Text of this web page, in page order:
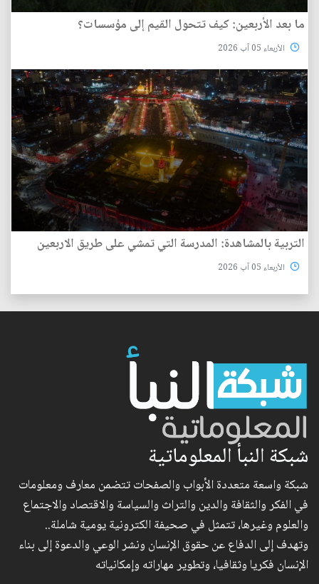
ما بعد الأربعين: كيف تتحول القيم إلى مؤسسات؟
الأربعاء 05 آب 2026
التربية بالمشاهدة: المدرسة التي تمشي على طريق الاربعين
الأربعاء 05 آب 2026
شبكة النبأ المعلوماتية
شبكة واسعة متعددة الأبواب والصفحات تتضمن معارف ومعلومات
في الفكر والثقافة والدين والتراث والسياسة والاقتصاد والاجتماع
والعلوم وغيرها، تتمثل في صحيفة الكترونية يومية شاملة..
وتهدف إلى الدفاع عن حقوق الإنسان ونشر الوعي والدعوة إلى بناء
الإنسان فكريا وثقافيا، وتطوير مهاراته وإمكانياته